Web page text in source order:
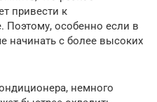
привести к
Поэтому, особенно если в
начинать с более высоких
немного